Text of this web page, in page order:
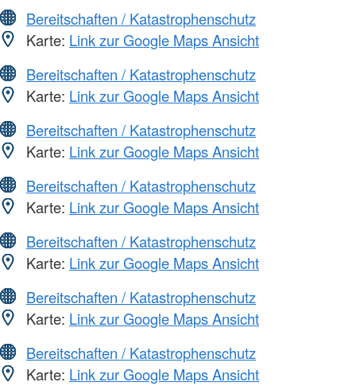
Bereitschaften / Katastrophenschutz
Karte: Link zur Google Maps Ansicht
Bereitschaften / Katastrophenschutz
Karte: Link zur Google Maps Ansicht
Bereitschaften / Katastrophenschutz
Karte: Link zur Google Maps Ansicht
Bereitschaften / Katastrophenschutz
Karte: Link zur Google Maps Ansicht
Bereitschaften / Katastrophenschutz
Karte: Link zur Google Maps Ansicht
Bereitschaften / Katastrophenschutz
Karte: Link zur Google Maps Ansicht
Bereitschaften / Katastrophenschutz
Karte: Link zur Google Maps Ansicht